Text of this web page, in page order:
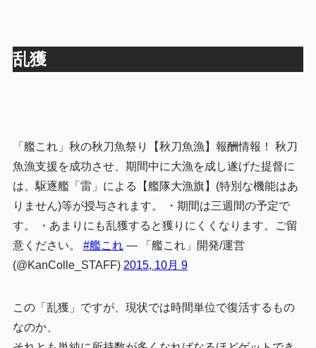
乱獲
「艦これ」秋の秋刀魚祭り【秋刀魚漁】報酬情報！ 秋刀
魚漁支援を成功させ、期間中に大漁を成し遂げた提督に
は、駆逐艦「雷」による【艦隊大漁旗】(特別な機能はあ
りません)等が授与されます。 ・期間は三週間の予定で
す。 ・あまりにも乱獲すると獲りにくくなります。ご留
意ください。 #艦これ— 「艦これ」開発/運営
(@KanColle_STAFF) 2015, 10月 9
この「乱獲」ですが、現状では時間単位で復活するもの
なのか、